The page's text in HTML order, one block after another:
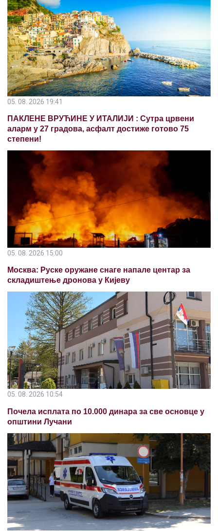
05. 08. 2026 19:41
ПАКЛЕНЕ ВРУЋИНЕ У ИТАЛИЈИ : Сутра црвени
аларм у 27 градова, асфалт достиже готово 75
степени!
05. 08. 2026 15:00
Москва: Руске оружане снаге напале центар за
складиштење дронова у Кијеву
05. 08. 2026 10:54
Почела исплата по 10.000 динара за све основце у
општини Лучани